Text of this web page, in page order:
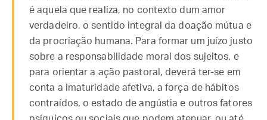
é aquela que realiza, no contexto dum amor
verdadeiro, o sentido integral da doação mútua e
da procriação humana. Para formar um juízo justo
sobre a responsabilidade moral dos sujeitos, e
para orientar a ação pastoral, deverá ter-se em
conta a imaturidade afetiva, a força de hábitos
contraídos, o estado de angústia e outros fatores